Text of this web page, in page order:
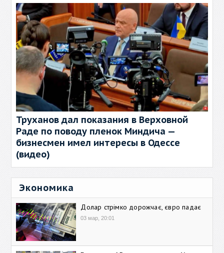
Труханов дал показания в Верховной
Раде по поводу пленок Миндича —
бизнесмен имел интересы в Одессе
(видео)
Экономика
Долар стрімко дорожчає, євро падає
03 мар, 20:01